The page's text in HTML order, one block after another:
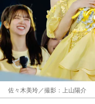
佐々木美玲／撮影：上山陽介